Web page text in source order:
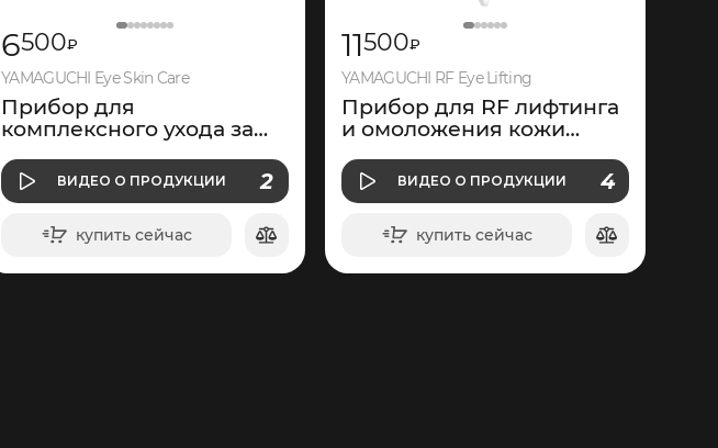
6500₽
YAMAGUCHI Eye Skin Care
Прибор для
комплексного ухода за
ВИДЕО О ПРОДУКЦИИ
ВИДЕО
О ПРОДУКЦИИ 2
купить сейчас
в корзину
11500₽
YAMAGUCHI RF Eye Lifting
Прибор для RF лифтинга
и омоложения кожи
ВИДЕО О ПРОДУКЦИИ
ВИДЕО
О ПРОДУКЦИИ 4
купить сейчас
в корзину